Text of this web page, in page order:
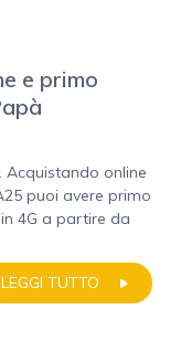
e primo
Acquistando online
puoi avere primo
4G a partire da
LEGGI TUTTO